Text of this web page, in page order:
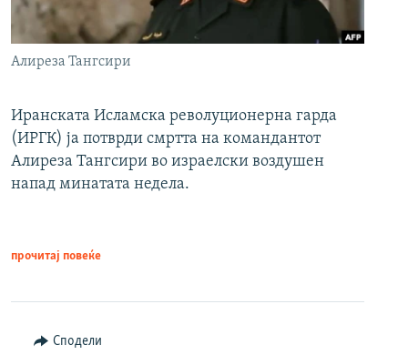
Алиреза Тангсири
Иранската Исламска револуционерна гарда
(ИРГК) ја потврди смртта на командантот
Алиреза Тангсири во израелски воздушен
напад минатата недела.
прочитај повеќе
Сподели